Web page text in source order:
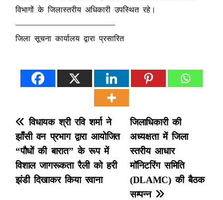
विभागों के जिलास्तरीय अधिकारी उपस्थित रहे।
————————————–
जिला सूचना कार्यालय द्वारा प्रसारित
P
o
s
t
जिलाधिकारी की
अध्यक्षता में जिला
स्तरीय आधार
मॉनिटरिंग समिति
(DLAMC) की बैठक
सम्पन्न
विधायक श्री रवि शर्मा ने
झाँसी वन प्रभाग द्वारा आयोजित
“पौधों की बारात” के रूप में
विशाल जागरूकता रैली को हरी
झंडी दिखाकर किया रवाना